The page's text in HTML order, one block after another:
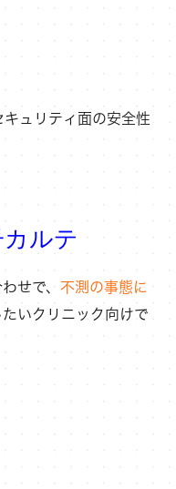
ュリティ面の安全性
ルテ
せで、 不測の事態に
いクリニック向けで